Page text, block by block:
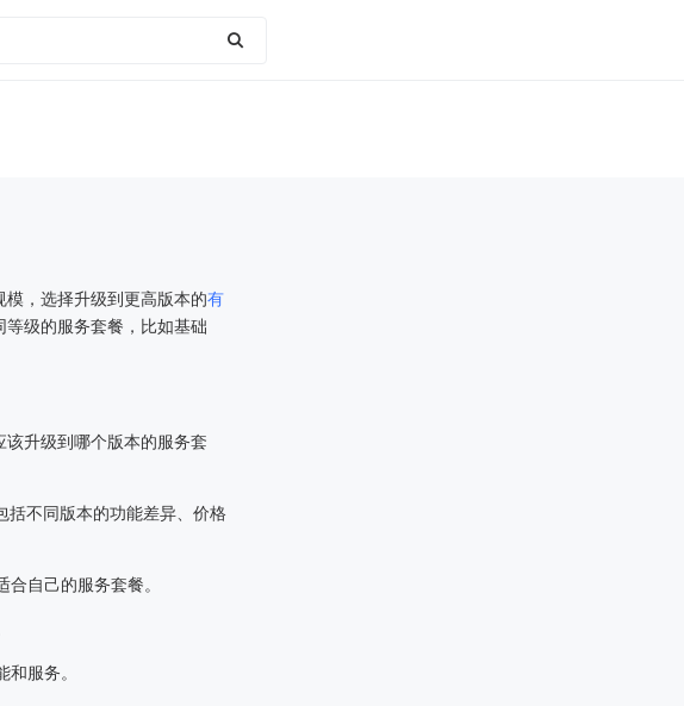
，选择升级到更高版本的有
级的服务套餐，比如基础
该升级到哪个版本的服务套
括不同版本的功能差异、价格
自己的服务套餐。
服务。